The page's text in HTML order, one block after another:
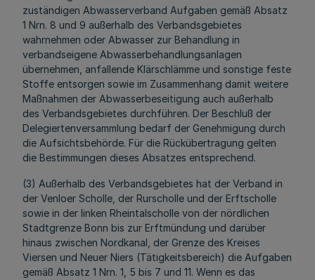
zuständigen Abwasserverband Aufgaben gemäß Absatz
1 Nrn. 8 und 9 außerhalb des Verbandsgebietes
wahrnehmen oder Abwasser zur Behandlung in
verbandseigene Abwasserbehandlungsanlagen
übernehmen, anfallende Klärschlämme und sonstige feste
Stoffe entsorgen sowie im Zusammenhang damit weitere
Maßnahmen der Abwasserbeseitigung auch außerhalb
des Verbandsgebietes durchführen. Der Beschluß der
Delegiertenversammlung bedarf der Genehmigung durch
die Aufsichtsbehörde. Für die Rückübertragung gelten
die Bestimmungen dieses Absatzes entsprechend.
(3) Außerhalb des Verbandsgebietes hat der Verband in
der Venloer Scholle, der Rurscholle und der Erftscholle
sowie in der linken Rheintalscholle von der nördlichen
Stadtgrenze Bonn bis zur Erftmündung und darüber
hinaus zwischen Nordkanal, der Grenze des Kreises
Viersen und Neuer Niers (Tätigkeitsbereich) die Aufgaben
gemäß Absatz 1 Nrn. 1, 5 bis 7 und 11. Wenn es das